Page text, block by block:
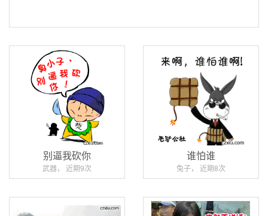
别逼我砍你
武器， 近期9次
谁怕谁
兔子， 近期8次